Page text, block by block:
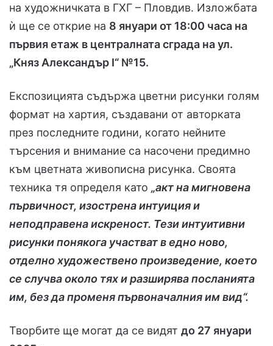
на художничката в ГХГ – Пловдив. Изложбата
ѝ ще се открие на 8 януари от 18:00 часа на
първия етаж в централната сграда на ул.
„Княз Александър I“ №15.
Експозицията съдържа цветни рисунки голям
формат на хартия, създавани от авторката
през последните години, когато нейните
търсения и внимание са насочени предимно
към цветната живописна рисунка. Своята
техника тя определя като „акт на мигновена
първичност, изострена интуиция и
неподправена искреност. Тези интуитивни
рисунки понякога участват в едно ново,
отделно художествено произведение, което
се случва около тях и разширява посланията
им, без да променя първоначалния им вид“.
Творбите ще могат да се видят до 27 януари